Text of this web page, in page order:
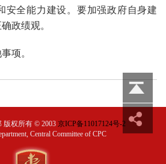
安全能力建设。要加强政府自身建
政绩观。
项。
版权所有 © 2003 京ICP备11017124号-2
Central Committee of CPC